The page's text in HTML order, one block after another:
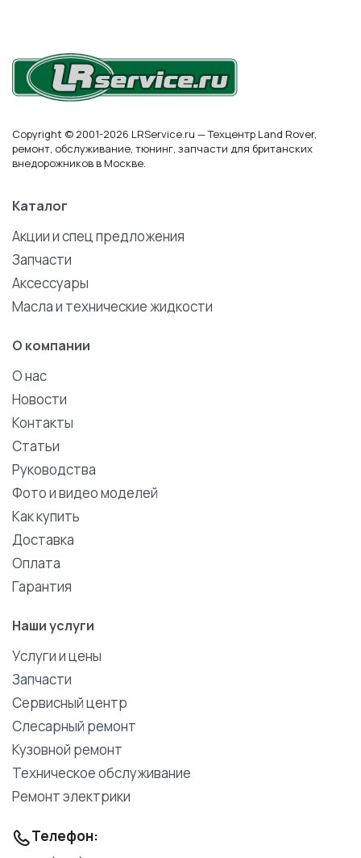
Copyright © 2001-2026 LRService.ru — Техцентр Land Rover,
ремонт, обслуживание, тюнинг, запчасти для британских
внедорожников в Москве.
Каталог
Акции и спец предложения
Запчасти
Аксессуары
Масла и технические жидкости
О компании
О нас
Новости
Контакты
Статьи
Руководства
Фото и видео моделей
Как купить
Доставка
Оплата
Гарантия
Наши услуги
Услуги и цены
Запчасти
Сервисный центр
Слесарный ремонт
Кузовной ремонт
Техническое обслуживание
Ремонт электрики
Телефон: